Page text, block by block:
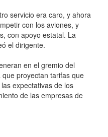
servicio era caro, y ahora
con los aviones, y
con apoyo estatal. La
el dirigente.
en el gremio del
proyectan tarifas que
expectativas de los
de las empresas de